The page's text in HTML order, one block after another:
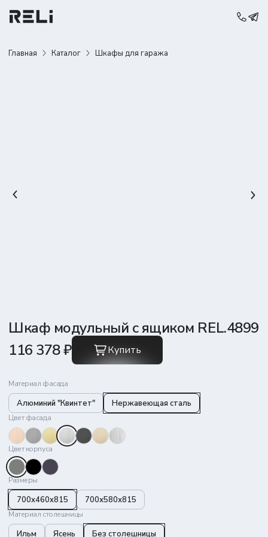
Главная Каталог Шкафы для гаража
Шкаф модульный с ящиком REL.4899
116 378 ₽
Купить
Материал фасада
Алюминий "Квинтет" Нержавеющая сталь
Цвет фасада
Цвет корпуса
Размеры
700x460x815 700х580х815
Материал столешницы
Ильм Ясень Без столешницы